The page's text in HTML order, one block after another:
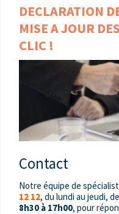
DECLARATION
MISE A JOUR
CLIC !
Contact
Notre équipe de
12 12, du lundi au jeudi, de
8h30 à 17h00, pour